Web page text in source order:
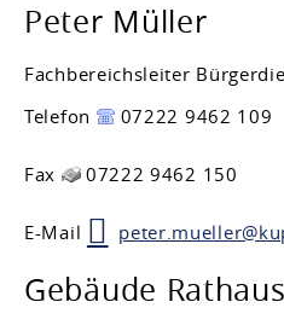
Peter Müller
Fachbereichsleiter
Telefon
07222 9462 109
Fax 07222 9462 150
E-Mail
Gebäude Rathaus